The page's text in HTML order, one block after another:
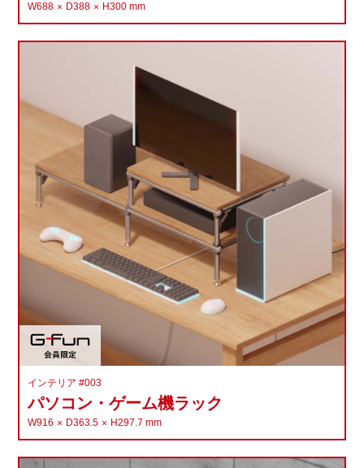
W688 D388 H300 mm
インテリア #003
パソコン・ゲーム機ラック
W916 D363.5 H297.7 mm